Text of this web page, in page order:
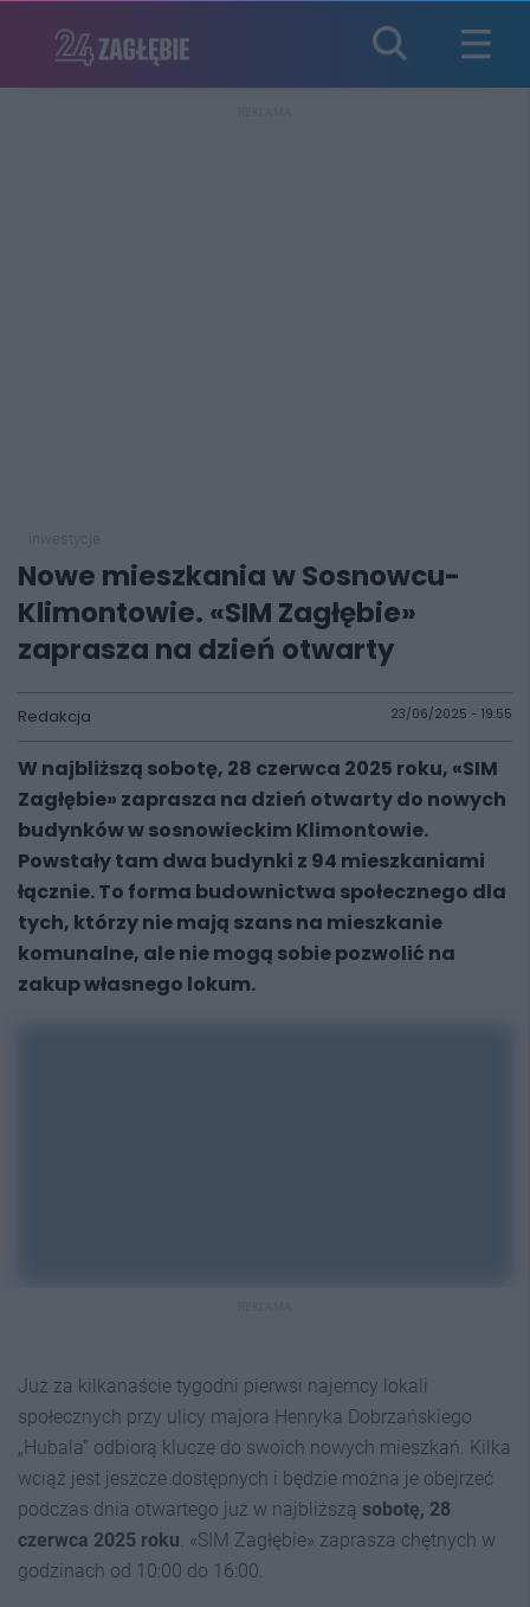
Nowe mieszkania w Sosnowcu-
Klimontowie. «SIM Zagłębie»
zaprasza na dzień otwarty
Redakcja 23/06/2025 - 19:55
W najbliższą sobotę, 28 czerwca 2025 roku, «SIM
Zagłębie» zaprasza na dzień otwarty do nowych
budynków w sosnowieckim Klimontowie.
Powstały tam dwa budynki z 94 mieszkaniami
łącznie. To forma budownictwa społecznego dla
tych, którzy nie mają szans na mieszkanie
komunalne, ale nie mogą sobie pozwolić na
zakup własnego lokum.
Już za kilkanaście tygodni pierwsi najemcy lokali
społecznych przy ulicy majora Henryka Dobrzańskiego
„Hubala” odbiorą klucze do swoich nowych mieszkań. Kilka
wciąż jest jeszcze dostępnych i będzie można je obejrzeć
podczas dnia otwartego już w najbliższą sobotę, 28
czerwca 2025 roku . «SIM Zagłębie» zaprasza chętnych w
godzinach od 10:00 do 16:00.